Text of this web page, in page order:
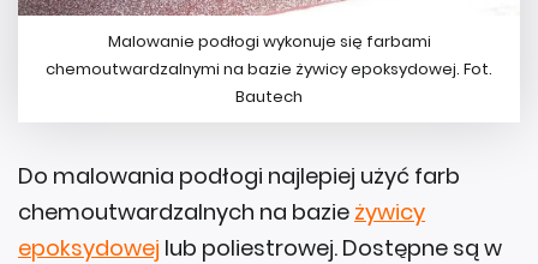
Malowanie podłogi wykonuje się farbami
chemoutwardzalnymi na bazie żywicy epoksydowej. Fot.
Bautech
Do malowania podłogi najlepiej użyć farb
chemoutwardzalnych na bazie żywicy
epoksydowej lub poliestrowej. Dostępne są w